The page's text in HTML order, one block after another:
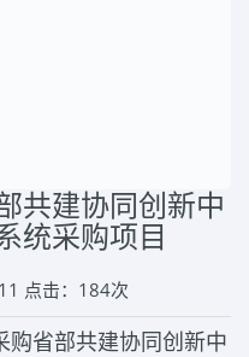
共建协同创新中
统采购项目
点击： 184次
购省部共建协同创新中